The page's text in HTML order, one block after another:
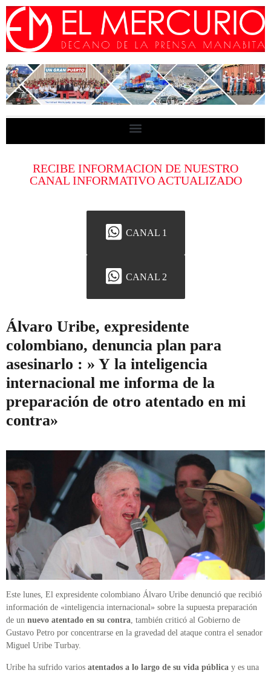
RECIBE INFORMACION DE NUESTRO
CANAL INFORMATIVO ACTUALIZADO
CANAL 1
CANAL 2
Álvaro Uribe, expresidente
colombiano, denuncia plan para
asesinarlo : » Y la inteligencia
internacional me informa de la
preparación de otro atentado en mi
contra»
Este lunes, El expresidente colombiano Álvaro Uribe denunció que recibió
información de «inteligencia internacional» sobre la supuesta preparación
de un nuevo atentado en su contra, también criticó al Gobierno de
Gustavo Petro por concentrarse en la gravedad del ataque contra el senador
Miguel Uribe Turbay.
Uribe ha sufrido varios atentados a lo largo de su vida pública y es una